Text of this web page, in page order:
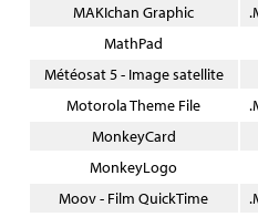
MAKIchan Graphic
MathPad
Météosat 5 - Image satellite
Motorola Theme File
MonkeyCard
MonkeyLogo
Moov - Film QuickTime